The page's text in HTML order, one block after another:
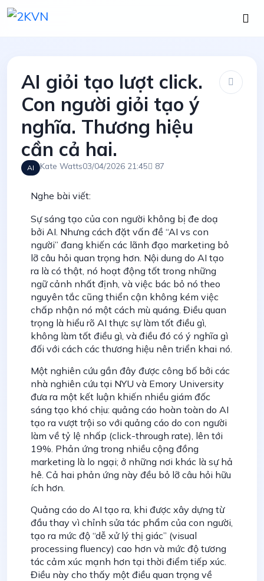
AI giỏi tạo lượt click.
Con người giỏi tạo ý
nghĩa. Thương hiệu
cần cả hai.
AI Kate Watts03/04/2026 21:45 87
Nghe bài viết:
Sự sáng tạo của con người không bị đe doạ
bởi AI. Nhưng cách đặt vấn đề “AI vs con
người” đang khiến các lãnh đạo marketing bỏ
lỡ câu hỏi quan trọng hơn. Nội dung do AI tạo
ra là có thật, nó hoạt động tốt trong những
ngữ cảnh nhất định, và việc bác bỏ nó theo
nguyên tắc cũng thiển cận không kém việc
chấp nhận nó một cách mù quáng. Điều quan
trọng là hiểu rõ AI thực sự làm tốt điều gì,
không làm tốt điều gì, và điều đó có ý nghĩa gì
đối với cách các thương hiệu nên triển khai nó.
Một nghiên cứu gần đây được công bố bởi các
nhà nghiên cứu tại NYU và Emory University
đưa ra một kết luận khiến nhiều giám đốc
sáng tạo khó chịu: quảng cáo hoàn toàn do AI
tạo ra vượt trội so với quảng cáo do con người
làm về tỷ lệ nhấp (click-through rate), lên tới
19%. Phản ứng trong nhiều cộng đồng
marketing là lo ngại; ở những nơi khác là sự hả
hê. Cả hai phản ứng này đều bỏ lỡ câu hỏi hữu
ích hơn.
Quảng cáo do AI tạo ra, khi được xây dựng từ
đầu thay vì chỉnh sửa tác phẩm của con người,
tạo ra mức độ “dễ xử lý thị giác” (visual
processing fluency) cao hơn và mức độ tương
tác cảm xúc mạnh hơn tại thời điểm tiếp xúc.
Điều này cho thấy một điều quan trọng về